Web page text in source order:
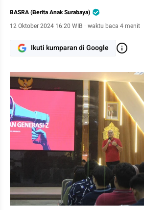
BASRA (Berita Anak Surabaya)
12 Oktober 2024 16:20 WIB · waktu baca 4 menit
Ikuti kumparan di Google